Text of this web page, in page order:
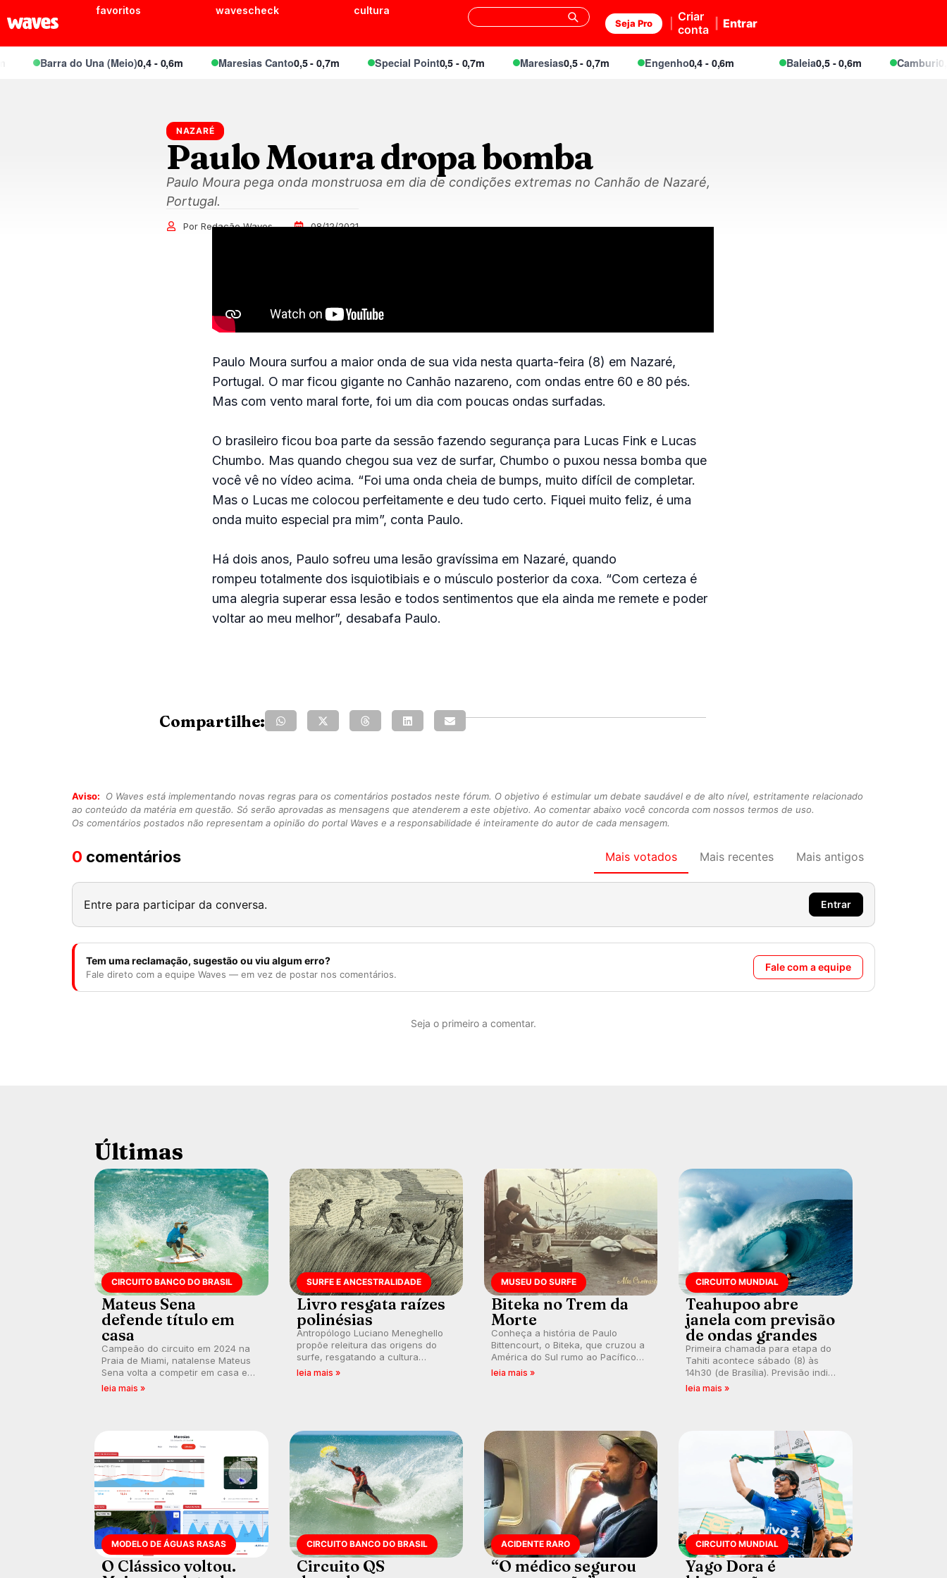
favoritos wavescheck cultura
Seja Pro
Criar
conta
Entrar
Barra do Una (Meio)0,4 - 0,6m Maresias Canto0,5 - 0,7m Special Point0,5 - 0,7m Maresias0,5 - 0,7m Engenho0,4 - 0,6m Baleia0,5 - 0,6m Camburi0,5 -
NAZARÉ
Paulo Moura dropa bomba
Paulo Moura pega onda monstruosa em dia de condições extremas no Canhão de Nazaré,
Portugal.
Por Redação Waves 08/12/2021
Paulo Moura surfou a maior onda de sua vida nesta quarta-feira (8) em Nazaré,
Portugal. O mar ficou gigante no Canhão nazareno, com ondas entre 60 e 80 pés.
Mas com vento maral forte, foi um dia com poucas ondas surfadas.
O brasileiro ficou boa parte da sessão fazendo segurança para Lucas Fink e Lucas
Chumbo. Mas quando chegou sua vez de surfar, Chumbo o puxou nessa bomba que
você vê no vídeo acima. “Foi uma onda cheia de bumps, muito difícil de completar.
Mas o Lucas me colocou perfeitamente e deu tudo certo. Fiquei muito feliz, é uma
onda muito especial pra mim”, conta Paulo.
Há dois anos, Paulo sofreu uma lesão gravíssima em Nazaré, quando
rompeu totalmente dos isquiotibiais e o músculo posterior da coxa. “Com certeza é
uma alegria superar essa lesão e todos sentimentos que ela ainda me remete e poder
voltar ao meu melhor”, desabafa Paulo.
Compartilhe:
Aviso:
O Waves está implementando novas regras para os comentários postados neste fórum. O objetivo é estimular um debate saudável e de alto nível, estritamente relacionado
ao conteúdo da matéria em questão. Só serão aprovadas as mensagens que atenderem a este objetivo. Ao comentar abaixo você concorda com nossos termos de uso.
Os comentários postados não representam a opinião do portal Waves e a responsabilidade é inteiramente do autor de cada mensagem.
0 comentários Mais votados Mais recentes Mais antigos
Entre para participar da conversa. Entrar
Tem uma reclamação, sugestão ou viu algum erro?
Fale direto com a equipe Waves — em vez de postar nos comentários.
Fale com a equipe
Seja o primeiro a comentar.
Últimas
CIRCUITO BANCO DO BRASIL
Mateus Sena
defende título em
casa
Campeão do circuito em 2024 na
Praia de Miami, natalense Mateus
Sena volta a competir em casa em
busca de manter a hegemonia
leia mais »
SURFE E ANCESTRALIDADE
Livro resgata raízes
polinésias
Antropólogo Luciano Meneghello
propõe releitura das origens do
surfe, resgatando a cultura
polinésia e questionando a visão
leia mais »
MUSEU DO SURFE
Biteka no Trem da
Morte
Conheça a história de Paulo
Bittencourt, o Biteka, que cruzou a
América do Sul rumo ao Pacífico
em uma jornada que se tornou um
leia mais »
CIRCUITO MUNDIAL
Teahupoo abre
janela com previsão
de ondas grandes
Primeira chamada para etapa do
Tahiti acontece sábado (8) às
14h30 (de Brasília). Previsão indica
swell consistente. Medina
leia mais »
MODELO DE ÁGUAS RASAS
O Clássico voltou.
CIRCUITO BANCO DO BRASIL
Circuito QS
ACIDENTE RARO
“O médico segurou
CIRCUITO MUNDIAL
Yago Dora é